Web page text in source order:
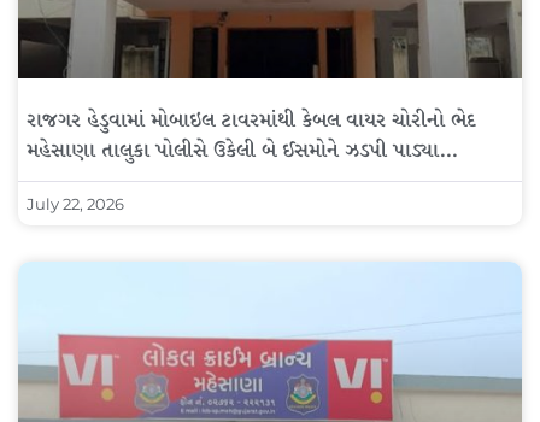
રાજગર હેડુવામાં મોબાઇલ ટાવરમાંથી કેબલ વાયર ચોરીનો ભેદ
મહેસાણા તાલુકા પોલીસે ઉકેલી બે ઈસમોને ઝડપી પાડ્યા…
July 22, 2026